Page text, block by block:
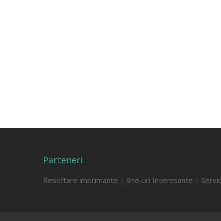
Parteneri
Resoftare imprimante | Site-uri Interesante |